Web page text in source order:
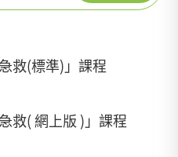
救(標準)」課程
救( 網上版 )」課程